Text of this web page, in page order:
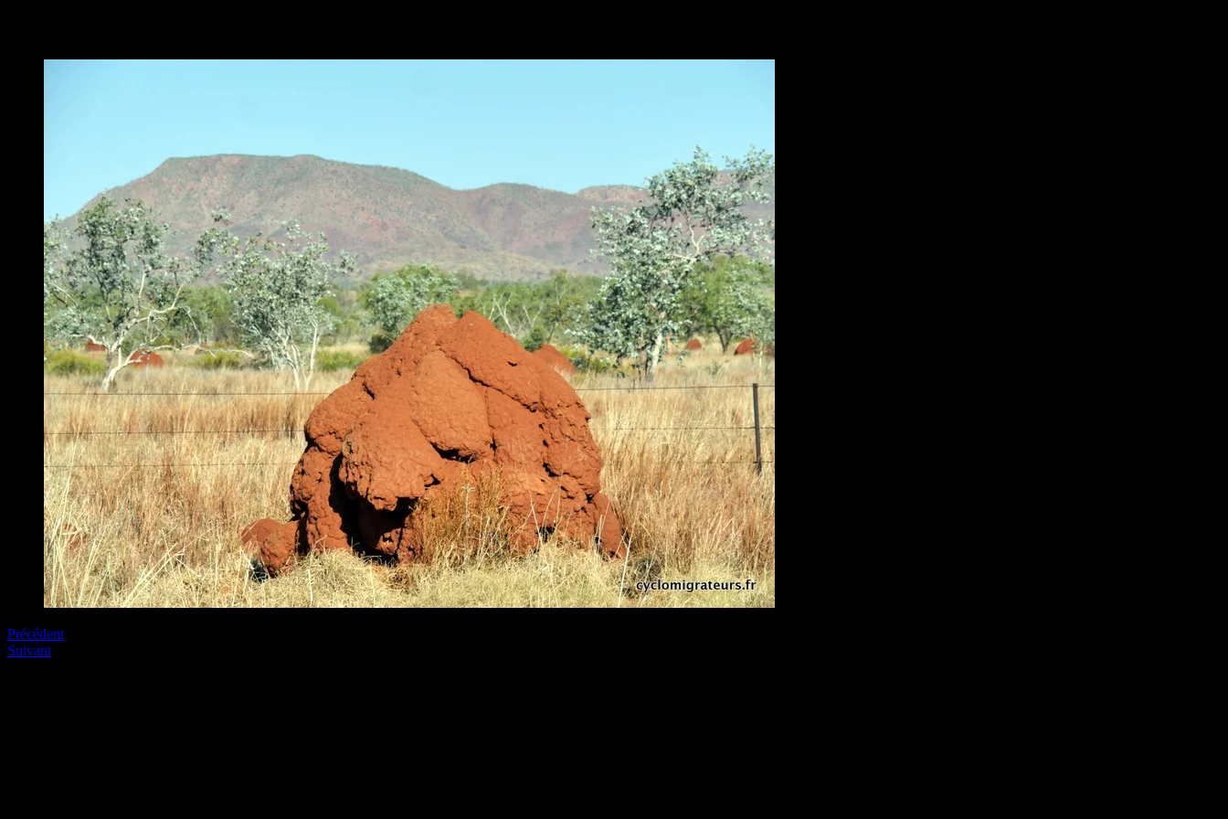
Précédent
Suivant